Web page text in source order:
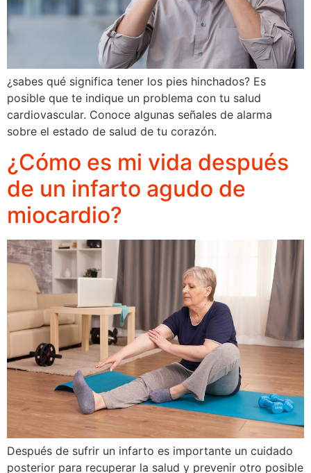
¿sabes qué significa tener los pies hinchados? Es
posible que te indique un problema con tu salud
cardiovascular. Conoce algunas señales de alarma
sobre el estado de salud de tu corazón.
¿Cómo es mi vida después
de un infarto agudo de
miocardio?
Después de sufrir un infarto es importante un cuidado
posterior para recuperar la salud y prevenir otro posible